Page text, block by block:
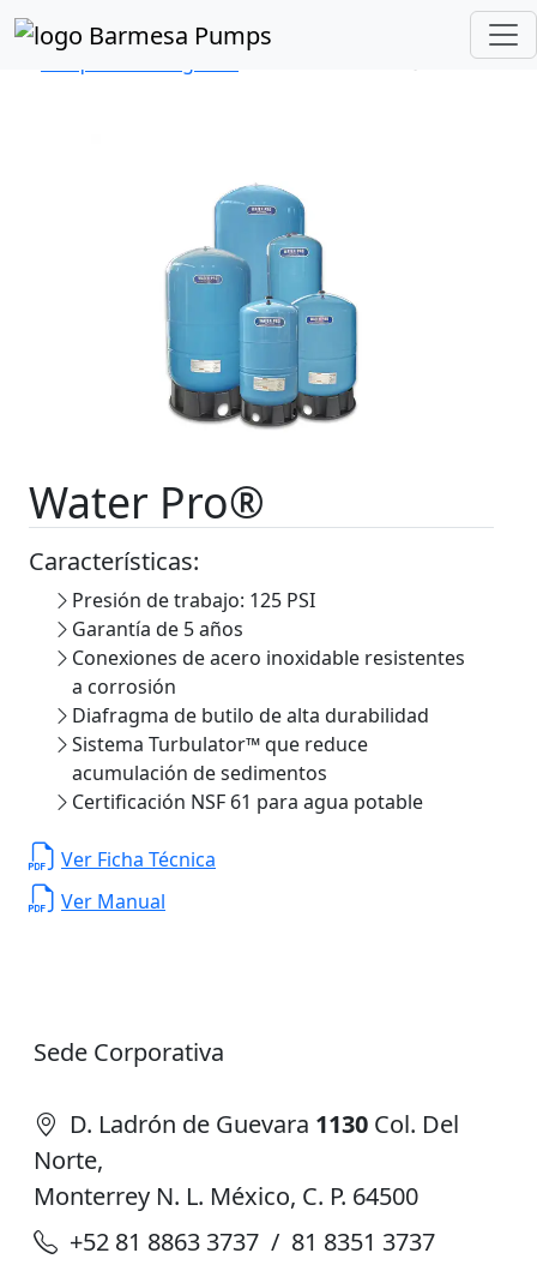
Inicio
Catálogo de Productos
Water Pro®
Características:
Presión de trabajo: 125 PSI
Garantía de 5 años
Conexiones de acero inoxidable resistentes
a corrosión
Diafragma de butilo de alta durabilidad
Sistema Turbulator™ que reduce
acumulación de sedimentos
Certificación NSF 61 para agua potable
Ver Ficha Técnica
Ver Manual
Sede Corporativa
D. Ladrón de Guevara 1130 Col. Del
Norte,
Monterrey N. L. México, C. P. 64500
+52 81 8863 3737 / 81 8351 3737